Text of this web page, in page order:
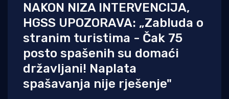
NAKON NIZA INTERVENCIJA,
HGSS UPOZORAVA: „Zabluda o
stranim turistima - Čak 75
posto spašenih su domaći
državljani! Naplata
spašavanja nije rješenje"